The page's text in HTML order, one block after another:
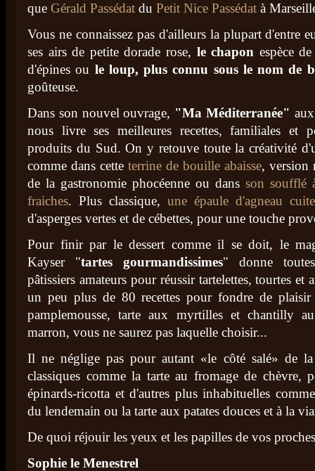
que Gérald Passédat du Petit Nice Passédat à
Vous ne connaissez pas d'ailleurs la plupart d'entre
ses airs de petite dorade rose, le chapon espèce
d'épines ou le loup, plus connu sous le nom de
goûteuse.
Dans son nouvel ouvrage, "Ma Méditerranée"
nous livre ses meilleures recettes, familiales et
produits du Sud. On y retouve toute la créativité
comme dans cette terrine de bouille abaisse, version
de la gastronomie phocéenne ou dans son soufflé
fraiches. Plus classique, une épaule d'agneau
d'asperges vertes et de cébettes, pour une touche
Pour finir par le dessert comme il se doit, le
Kayser "tartes gourmandissimes" donne
pâtissiers amateurs pour réussir tartelettes, tourtes et
un peu plus de 80 recettes pour fondre de
pamplemousse, tarte aux myrtilles et chantilly
marron, vous ne saurez pas laquelle choisir...
Il ne néglige pas pour autant «le côté salé» de la
classiques comme la tarte au fromage de chèvre,
épinards-ricotta et d'autres plus inhabituelles
du lendemain ou la tarte aux patates douces et à la
De quoi réjouir les yeux et les papilles de vos
Sophie le Menestrel